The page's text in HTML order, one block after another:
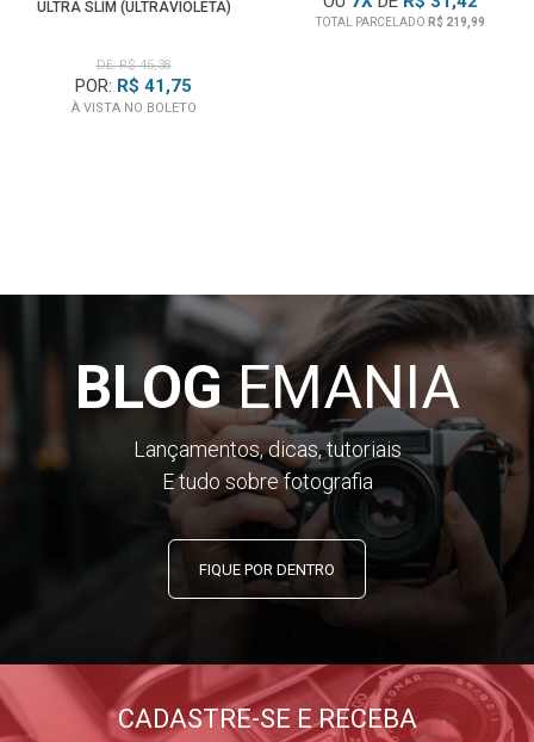
ULTRA SLIM (ULTRAVIOLETA)
DE: R$ 45,38
POR: R$ 41,75
À VISTA NO BOLETO
TOTAL PARCELADO R$ 219,99
BLOGEMANIA
Lançamentos, dicas, tutoriais
E tudo sobre fotografia
FIQUE POR DENTRO
CADASTRE-SE E RECEBA